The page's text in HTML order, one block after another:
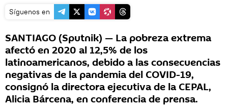
Síguenos en
SANTIAGO (Sputnik) — La pobreza extrema
afectó en 2020 al 12,5% de los
latinoamericanos, debido a las consecuencias
negativas de la pandemia del COVID-19,
consignó la directora ejecutiva de la CEPAL,
Alicia Bárcena, en conferencia de prensa.